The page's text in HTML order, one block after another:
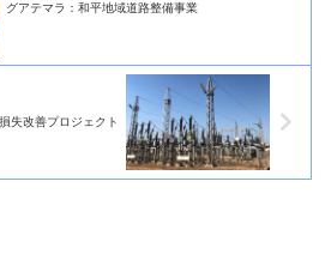
グアテマラ：和平地域道路整備事業
失改善プロジェクト